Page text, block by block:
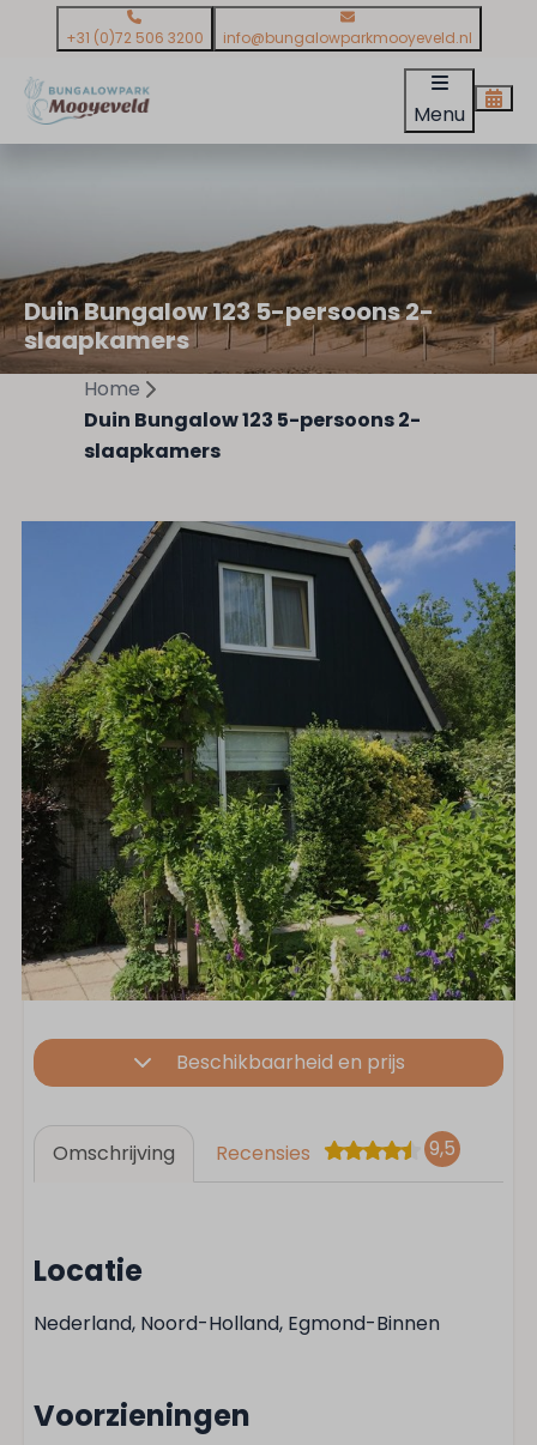
+31 (0)72 506 3200 info@bungalowparkmooyeveld.nl
Menu
Duin Bungalow 123 5-persoons 2-
slaapkamers
Home
Duin Bungalow 123 5-persoons 2-
slaapkamers
Beschikbaarheid en prijs
Omschrijving Recensies 9,5
Locatie
Nederland, Noord-Holland, Egmond-Binnen
Voorzieningen